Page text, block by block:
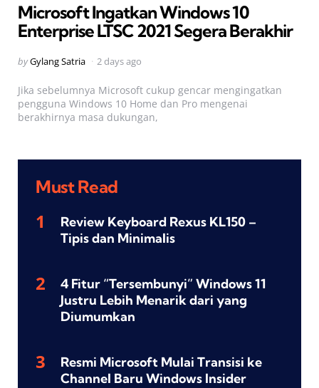
Microsoft Ingatkan Windows 10
Enterprise LTSC 2021 Segera Berakhir
Posted
byGylang Satria 2 days ago
Jika sebelumnya Microsoft cukup gencar mengingatkan
pengguna Windows 10 Home dan Pro mengenai
berakhirnya masa dukungan,
Must Read
Review Keyboard Rexus KL150 –
Tipis dan Minimalis
4 Fitur “Tersembunyi” Windows 11
Justru Lebih Menarik dari yang
Diumumkan
Resmi Microsoft Mulai Transisi ke
Channel Baru Windows Insider